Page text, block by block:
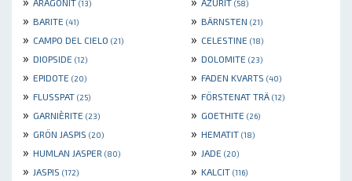
ARAGONIT (13) AZURIT (58)
» BARITE (41) » BÄRNSTEN (21)
» CAMPO DEL CIELO (21) » CELESTINE (18)
» DIOPSIDE (12) » DOLOMITE (23)
» EPIDOTE (20) » FADEN KVARTS (40)
» FLUSSPAT (25) » FÖRSTENAT TRÄ (12)
» GARNIÈRITE (23) » GOETHITE (26)
» GRÖN JASPIS (20) » HEMATIT (18)
» HUMLAN JASPER (80) » JADE (20)
» JASPIS (172) » KALCIT (116)